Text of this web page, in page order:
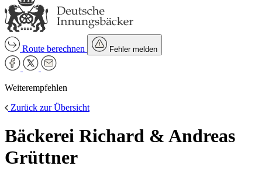
Route berechnen Fehler melden
Weiterempfehlen
Zurück zur Übersicht
Bäckerei Richard & Andreas
Grüttner